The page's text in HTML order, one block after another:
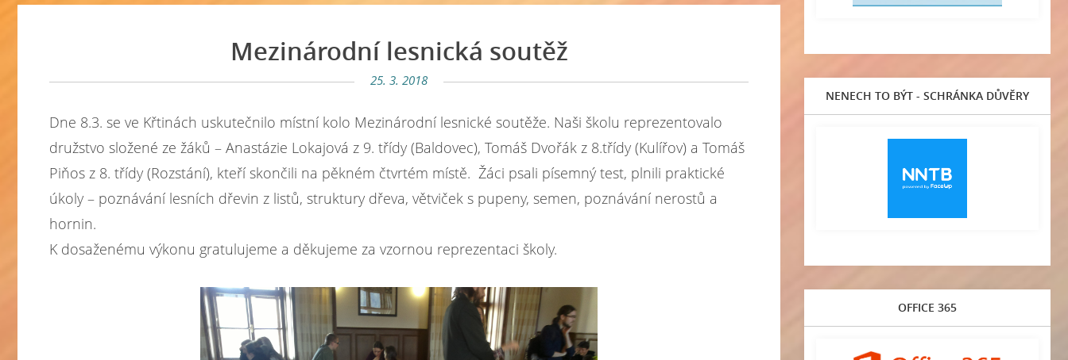
Mezinárodní lesnická soutěž
25. 3. 2018
Dne 8.3. se ve Křtinách uskutečnilo místní kolo Mezinárodní lesnické soutěže. Naši školu reprezentovalo
družstvo složené ze žáků – Anastázie Lokajová z 9. třídy (Baldovec), Tomáš Dvořák z 8.třídy (Kulířov) a Tomáš
Piňos z 8. třídy (Rozstání), kteří skončili na pěkném čtvrtém místě. Žáci psali písemný test, plnili praktické
úkoly – poznávání lesních dřevin z listů, struktury dřeva, větviček s pupeny, semen, poznávání nerostů a
hornin.
K dosaženému výkonu gratulujeme a děkujeme za vzornou reprezentaci školy.
NENECH TO BÝT - SCHRÁNKA DŮVĚRY
OFFICE 365